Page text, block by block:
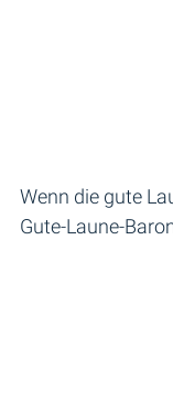
Wenn die gute
Gute-Laune-